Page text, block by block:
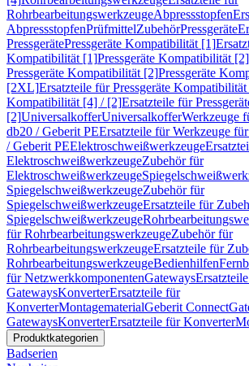
RohrbearbeitungswerkzeugeAbpressstopfen
AbpressstopfenPrüfmittelZubehörPressgeräte
PressgerätePressgeräte Kompatibilität [1]
Kompatibilität [1]Pressgeräte Kompatibilität [2]
Pressgeräte Kompatibilität [2]Pressgeräte
[2XL]Ersatzteile für Pressgeräte
Kompatibilität [4] / [2]Ersatzteile für
[2]UniversalkofferUniversalkofferWerkzeuge
db20 / Geberit PEErsatzteile für Werkzeuge
/ Geberit PEElektroschweißwerkzeuge
ElektroschweißwerkzeugeZubehör für
Elektroschweißwerkzeuge
SpiegelschweißwerkzeugeZubehör für
SpiegelschweißwerkzeugeErsatzteile für
Spiegelschweißwerkzeuge
für RohrbearbeitungswerkzeugeZubehör für
RohrbearbeitungswerkzeugeErsatzteile für
RohrbearbeitungswerkzeugeBedienhilfen
für NetzwerkkomponentenGateways
GatewaysKonverterErsatzteile für
KonverterMontagematerialGeberit Connect
GatewaysKonverterErsatzteile für Konverter
Produktkategorien
Badserien